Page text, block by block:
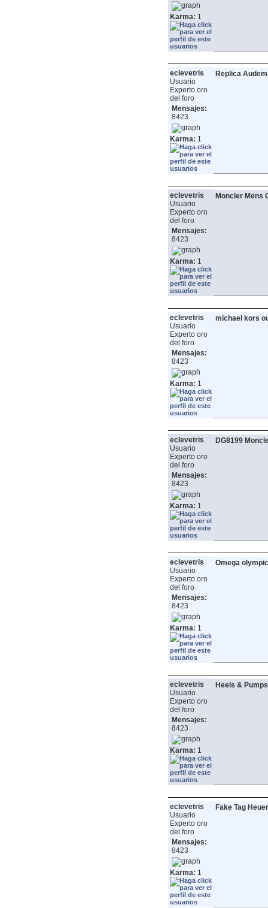
Karma: 1
eclevetris
Usuario
Experto oro
del foro
Mensajes:
8423
Karma: 1
Replica
eclevetris
Usuario
Experto oro
del foro
Mensajes:
8423
Karma: 1
Moncler Mens
eclevetris
Usuario
Experto oro
del foro
Mensajes:
8423
Karma: 1
michael kors
eclevetris
Usuario
Experto oro
del foro
Mensajes:
8423
Karma: 1
DG8199
eclevetris
Usuario
Experto oro
del foro
Mensajes:
8423
Karma: 1
Omega
eclevetris
Usuario
Experto oro
del foro
Mensajes:
8423
Karma: 1
Heels &
eclevetris
Usuario
Experto oro
del foro
Mensajes:
8423
Karma: 1
Fake Tag